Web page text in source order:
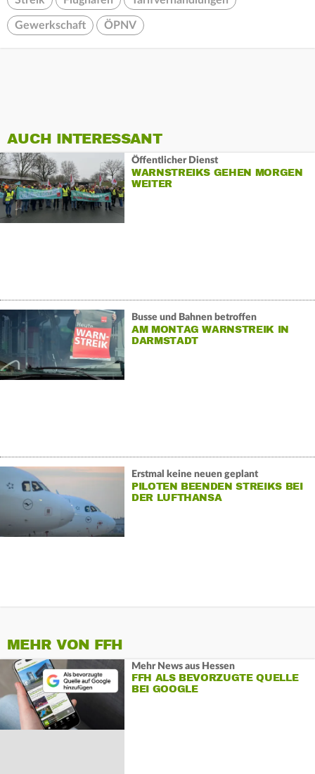
Gewerkschaft ÖPNV
AUCH INTERESSANT
Öffentlicher Dienst
WARNSTREIKS GEHEN MORGEN
WEITER
Busse und Bahnen betroffen
AM MONTAG WARNSTREIK IN
DARMSTADT
Erstmal keine neuen geplant
PILOTEN BEENDEN STREIKS BEI
DER LUFTHANSA
MEHR VON FFH
Mehr News aus Hessen
FFH ALS BEVORZUGTE QUELLE
BEI GOOGLE